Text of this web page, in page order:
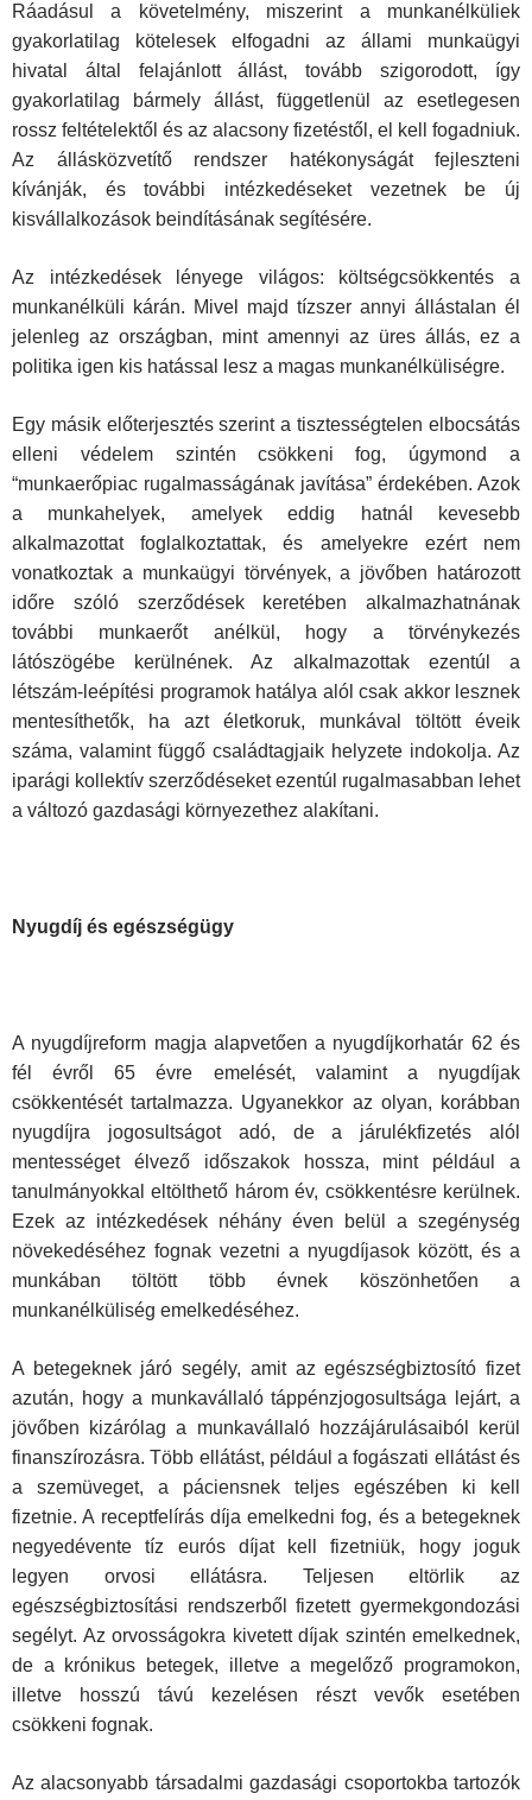
Ráadásul a követelmény, miszerint a munkanélküliek
gyakorlatilag kötelesek elfogadni az állami munkaügyi
hivatal által felajánlott állást, tovább szigorodott, így
gyakorlatilag bármely állást, függetlenül az esetlegesen
rossz feltételektől és az alacsony fizetéstől, el kell fogadniuk.
Az állásközvetítő rendszer hatékonyságát fejleszteni
kívánják, és további intézkedéseket vezetnek be új
kisvállalkozások beindításának segítésére.
Az intézkedések lényege világos: költségcsökkentés a
munkanélküli kárán. Mivel majd tízszer annyi állástalan él
jelenleg az országban, mint amennyi az üres állás, ez a
politika igen kis hatással lesz a magas munkanélküliségre.
Egy másik előterjesztés szerint a tisztességtelen elbocsátás
elleni védelem szintén csökkeni fog, úgymond a
“munkaerőpiac rugalmasságának javítása” érdekében. Azok
a munkahelyek, amelyek eddig hatnál kevesebb
alkalmazottat foglalkoztattak, és amelyekre ezért nem
vonatkoztak a munkaügyi törvények, a jövőben határozott
időre szóló szerződések keretében alkalmazhatnának
további munkaerőt anélkül, hogy a törvénykezés
látószögébe kerülnének. Az alkalmazottak ezentúl a
létszám-leépítési programok hatálya alól csak akkor lesznek
mentesíthetők, ha azt életkoruk, munkával töltött éveik
száma, valamint függő családtagjaik helyzete indokolja. Az
iparági kollektív szerződéseket ezentúl rugalmasabban lehet
a változó gazdasági környezethez alakítani.
Nyugdíj és egészségügy
A nyugdíjreform magja alapvetően a nyugdíjkorhatár 62 és
fél évről 65 évre emelését, valamint a nyugdíjak
csökkentését tartalmazza. Ugyanekkor az olyan, korábban
nyugdíjra jogosultságot adó, de a járulékfizetés alól
mentességet élvező időszakok hossza, mint például a
tanulmányokkal eltölthető három év, csökkentésre kerülnek.
Ezek az intézkedések néhány éven belül a szegénység
növekedéséhez fognak vezetni a nyugdíjasok között, és a
munkában töltött több évnek köszönhetően a
munkanélküliség emelkedéséhez.
A betegeknek járó segély, amit az egészségbiztosító fizet
azután, hogy a munkavállaló táppénzjogosultsága lejárt, a
jövőben kizárólag a munkavállaló hozzájárulásaiból kerül
finanszírozásra. Több ellátást, például a fogászati ellátást és
a szemüveget, a páciensnek teljes egészében ki kell
fizetnie. A receptfelírás díja emelkedni fog, és a betegeknek
negyedévente tíz eurós díjat kell fizetniük, hogy joguk
legyen orvosi ellátásra. Teljesen eltörlik az
egészségbiztosítási rendszerből fizetett gyermekgondozási
segélyt. Az orvosságokra kivetett díjak szintén emelkednek,
de a krónikus betegek, illetve a megelőző programokon,
illetve hosszú távú kezelésen részt vevők esetében
csökkeni fognak.
Az alacsonyabb társadalmi gazdasági csoportokba tartozók